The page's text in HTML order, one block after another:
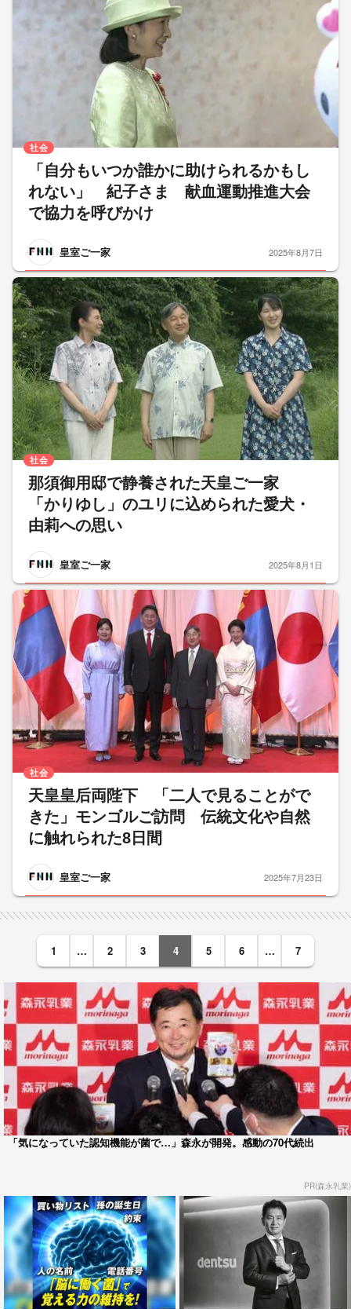
「自分もいつか誰かに助けられるかもし
れない」 紀子さま 献血運動推進大会
で協力を呼びかけ
皇室ご一家
社会
2025年8月7日
那須御用邸で静養された天皇ご一家
「かりゆし」のユリに込められた愛犬・
由莉への思い
皇室ご一家
社会
2025年8月1日
天皇皇后両陛下 「二人で見ることがで
きた」モンゴルご訪問 伝統文化や自然
に触れられた8日間
皇室ご一家
社会
2025年7月23日
1 … 2 3 4 5 6 … 7
「気になっていた認知機能が菌で…」森永が開発。感動の70代続出
PR(森永乳業)